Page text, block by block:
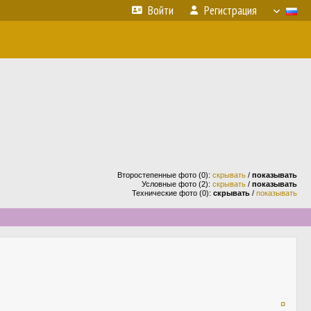
Войти Регистрация
Второстепенные фото (0): скрывать / показывать
Условные фото (2): скрывать / показывать
Технические фото (0): скрывать / показывать
¤